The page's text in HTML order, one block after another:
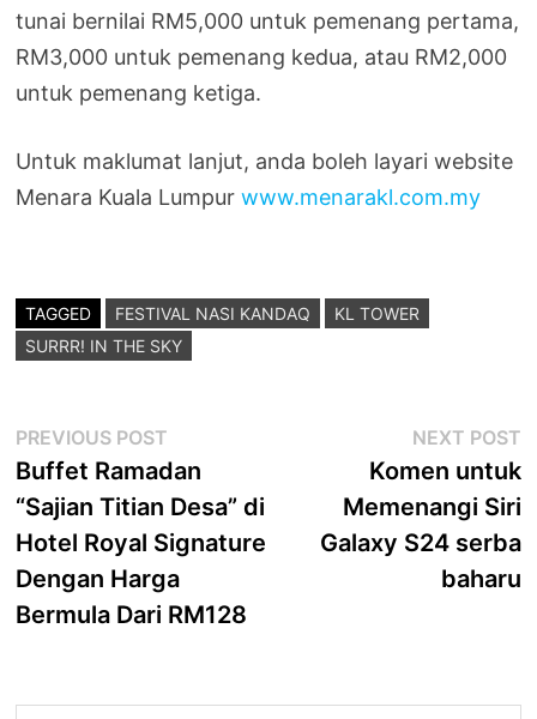
tunai bernilai RM5,000 untuk pemenang pertama,
RM3,000 untuk pemenang kedua, atau RM2,000
untuk pemenang ketiga.
Untuk maklumat lanjut, anda boleh layari website
Menara Kuala Lumpurwww.menarakl.com.my
TAGGED FESTIVAL NASI KANDAQ
KL TOWER
SURRR! IN THE SKY
Post
navigation
PREVIOUS POST
post:
Buffet Ramadan
“Sajian Titian Desa” di
Hotel Royal Signature
Dengan Harga
Bermula Dari RM128
NEXT POST
Komen untuk
Memenangi Siri
Galaxy S24 serba
baharu